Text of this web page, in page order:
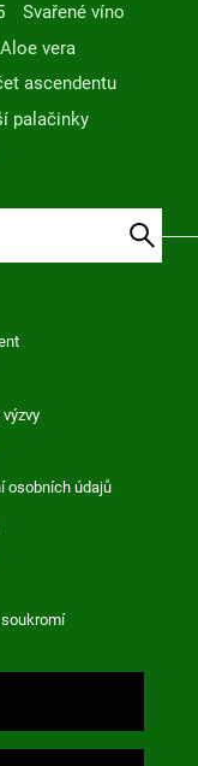
Svařené víno
Aloe vera
ascendentu
palačinky
osobních údajů